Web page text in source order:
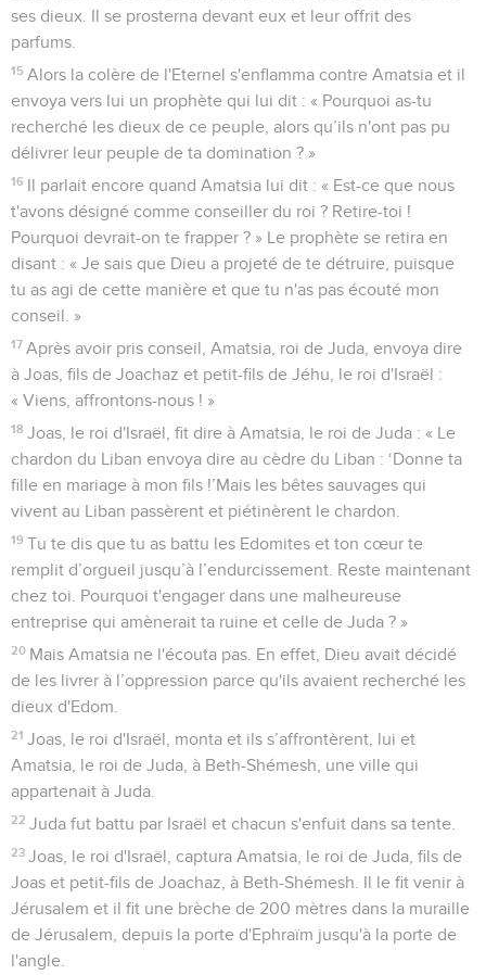
ses dieux. Il se prosterna devant eux et leur offrit des
parfums.
15 Alors la colère de l'Eternel s'enflamma contre Amatsia et il
envoya vers lui un prophète qui lui dit : « Pourquoi as-tu
recherché les dieux de ce peuple, alors qu’ils n'ont pas pu
délivrer leur peuple de ta domination ? »
16 Il parlait encore quand Amatsia lui dit : « Est-ce que nous
t'avons désigné comme conseiller du roi ? Retire-toi !
Pourquoi devrait-on te frapper ? » Le prophète se retira en
disant : « Je sais que Dieu a projeté de te détruire, puisque
tu as agi de cette manière et que tu n'as pas écouté mon
conseil. »
17 Après avoir pris conseil, Amatsia, roi de Juda, envoya dire
à Joas, fils de Joachaz et petit-fils de Jéhu, le roi d'Israël :
« Viens, affrontons-nous ! »
18 Joas, le roi d'Israël, fit dire à Amatsia, le roi de Juda : « Le
chardon du Liban envoya dire au cèdre du Liban : ‘Donne ta
fille en mariage à mon fils !’Mais les bêtes sauvages qui
vivent au Liban passèrent et piétinèrent le chardon.
19 Tu te dis que tu as battu les Edomites et ton cœur te
remplit d’orgueil jusqu’à l’endurcissement. Reste maintenant
chez toi. Pourquoi t'engager dans une malheureuse
entreprise qui amènerait ta ruine et celle de Juda ? »
20 Mais Amatsia ne l'écouta pas. En effet, Dieu avait décidé
de les livrer à l’oppression parce qu'ils avaient recherché les
dieux d'Edom.
21 Joas, le roi d'Israël, monta et ils s’affrontèrent, lui et
Amatsia, le roi de Juda, à Beth-Shémesh, une ville qui
appartenait à Juda.
22 Juda fut battu par Israël et chacun s'enfuit dans sa tente.
23 Joas, le roi d'Israël, captura Amatsia, le roi de Juda, fils de
Joas et petit-fils de Joachaz, à Beth-Shémesh. Il le fit venir à
Jérusalem et il fit une brèche de 200 mètres dans la muraille
de Jérusalem, depuis la porte d'Ephraïm jusqu'à la porte de
l'angle.